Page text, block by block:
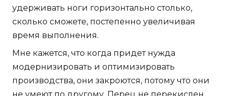
удерживать ноги горизонтально столько,
сколько сможете, постепенно увеличивая
время выполнения.
Мне кажется, что когда придет нужда
модернизировать и оптимизировать
производства, они закроются, потому что они